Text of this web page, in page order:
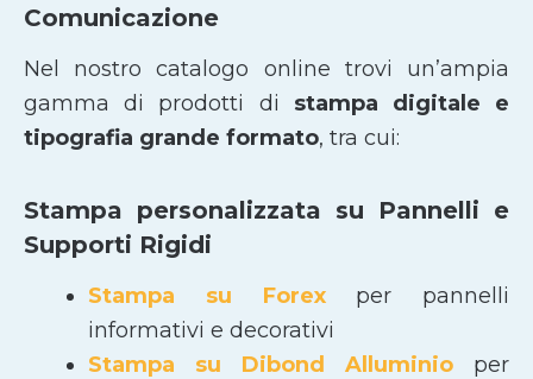
Comunicazione
Nel nostro catalogo online trovi un’ampia
gamma di prodotti di stampa digitale e
tipografia grande formato, tra cui:
Stampa personalizzata su Pannelli e
Supporti Rigidi
Stampa su Forexper pannelli
informativi e decorativi
Stampa su Dibond Alluminio per